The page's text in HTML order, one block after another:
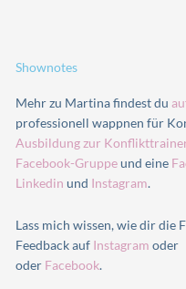
Shownotes
Mehr zu Martina findest du
professionell wappnen für
Ausbildung zur
Facebook-Gruppeund eine
Linkedinund Instagram.
Lass mich wissen, wie dir die
Feedback auf Instagram oder
oder Facebook.